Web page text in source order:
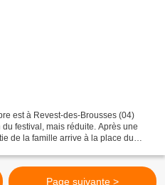
est à Revest-des-Brousses (04)
festival, mais réduite. Après une
de la famille arrive à la place du
Page suivante >